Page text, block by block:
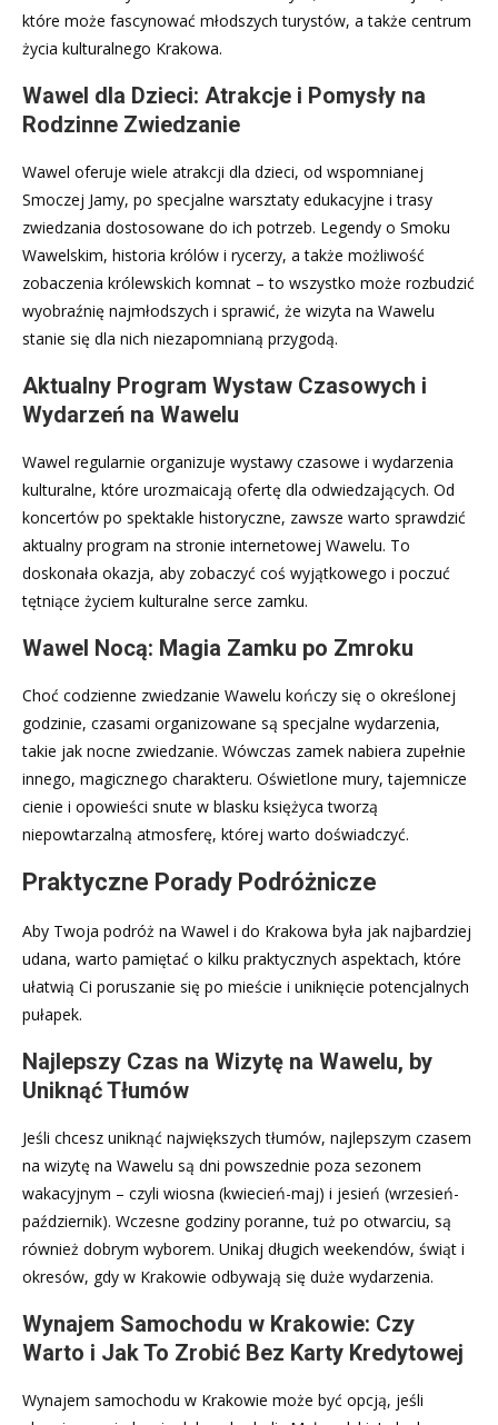
które może fascynować młodszych turystów, a także centrum
życia kulturalnego Krakowa.
Wawel dla Dzieci: Atrakcje i Pomysły na
Rodzinne Zwiedzanie
Wawel oferuje wiele atrakcji dla dzieci, od wspomnianej
Smoczej Jamy, po specjalne warsztaty edukacyjne i trasy
zwiedzania dostosowane do ich potrzeb. Legendy o Smoku
Wawelskim, historia królów i rycerzy, a także możliwość
zobaczenia królewskich komnat – to wszystko może rozbudzić
wyobraźnię najmłodszych i sprawić, że wizyta na Wawelu
stanie się dla nich niezapomnianą przygodą.
Aktualny Program Wystaw Czasowych i
Wydarzeń na Wawelu
Wawel regularnie organizuje wystawy czasowe i wydarzenia
kulturalne, które urozmaicają ofertę dla odwiedzających. Od
koncertów po spektakle historyczne, zawsze warto sprawdzić
aktualny program na stronie internetowej Wawelu. To
doskonała okazja, aby zobaczyć coś wyjątkowego i poczuć
tętniące życiem kulturalne serce zamku.
Wawel Nocą: Magia Zamku po Zmroku
Choć codzienne zwiedzanie Wawelu kończy się o określonej
godzinie, czasami organizowane są specjalne wydarzenia,
takie jak nocne zwiedzanie. Wówczas zamek nabiera zupełnie
innego, magicznego charakteru. Oświetlone mury, tajemnicze
cienie i opowieści snute w blasku księżyca tworzą
niepowtarzalną atmosferę, której warto doświadczyć.
Praktyczne Porady Podróżnicze
Aby Twoja podróż na Wawel i do Krakowa była jak najbardziej
udana, warto pamiętać o kilku praktycznych aspektach, które
ułatwią Ci poruszanie się po mieście i uniknięcie potencjalnych
pułapek.
Najlepszy Czas na Wizytę na Wawelu, by
Uniknąć Tłumów
Jeśli chcesz uniknąć największych tłumów, najlepszym czasem
na wizytę na Wawelu są dni powszednie poza sezonem
wakacyjnym – czyli wiosna (kwiecień-maj) i jesień (wrzesień-
październik). Wczesne godziny poranne, tuż po otwarciu, są
również dobrym wyborem. Unikaj długich weekendów, świąt i
okresów, gdy w Krakowie odbywają się duże wydarzenia.
Wynajem Samochodu w Krakowie: Czy
Warto i Jak To Zrobić Bez Karty Kredytowej
Wynajem samochodu w Krakowie może być opcją, jeśli